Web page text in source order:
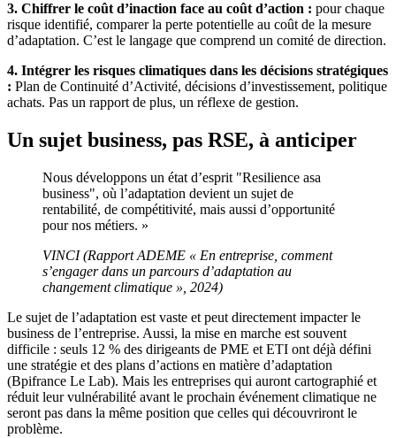
3. Chiffrer le coût d’inaction face au coût d’action : pour chaque
risque identifié, comparer la perte potentielle au coût de la mesure
d’adaptation. C’est le langage que comprend un comité de direction.
4. Intégrer les risques climatiques dans les décisions stratégiques
: Plan de Continuité d’Activité, décisions d’investissement, politique
achats. Pas un rapport de plus, un réflexe de gestion.
Un sujet business, pas RSE, à anticiper
Nous développons un état d’esprit "Resilience asa
business", où l’adaptation devient un sujet de
rentabilité, de compétitivité, mais aussi d’opportunité
pour nos métiers. »
VINCI (Rapport ADEME « En entreprise, comment
s’engager dans un parcours d’adaptation au
changement climatique », 2024)
Le sujet de l’adaptation est vaste et peut directement impacter le
business de l’entreprise. Aussi, la mise en marche est souvent
difficile : seuls 12 % des dirigeants de PME et ETI ont déjà défini
une stratégie et des plans d’actions en matière d’adaptation
(Bpifrance Le Lab). Mais les entreprises qui auront cartographié et
réduit leur vulnérabilité avant le prochain événement climatique ne
seront pas dans la même position que celles qui découvriront le
problème.